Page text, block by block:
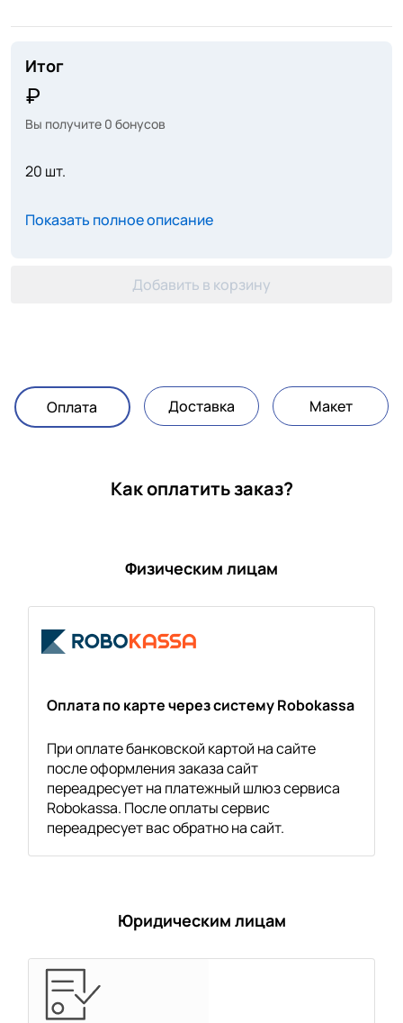
Итог
Вы получите 0 бонусов
20 шт.
Показать полное описание
Добавить в корзину
Оплата Доставка Макет
Как оплатить заказ?
Физическим лицам
Оплата по карте через систему Robokassa
При оплате банковской картой на сайте
после оформления заказа сайт
переадресует на платежный шлюз сервиса
Robokassa. После оплаты сервис
переадресует вас обратно на сайт.
Юридическим лицам